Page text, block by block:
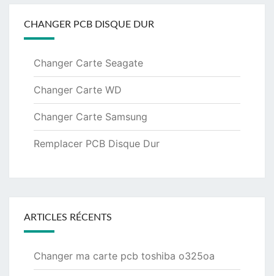
CHANGER PCB DISQUE DUR
Changer Carte Seagate
Changer Carte WD
Changer Carte Samsung
Remplacer PCB Disque Dur
ARTICLES RÉCENTS
Changer ma carte pcb toshiba o325oa